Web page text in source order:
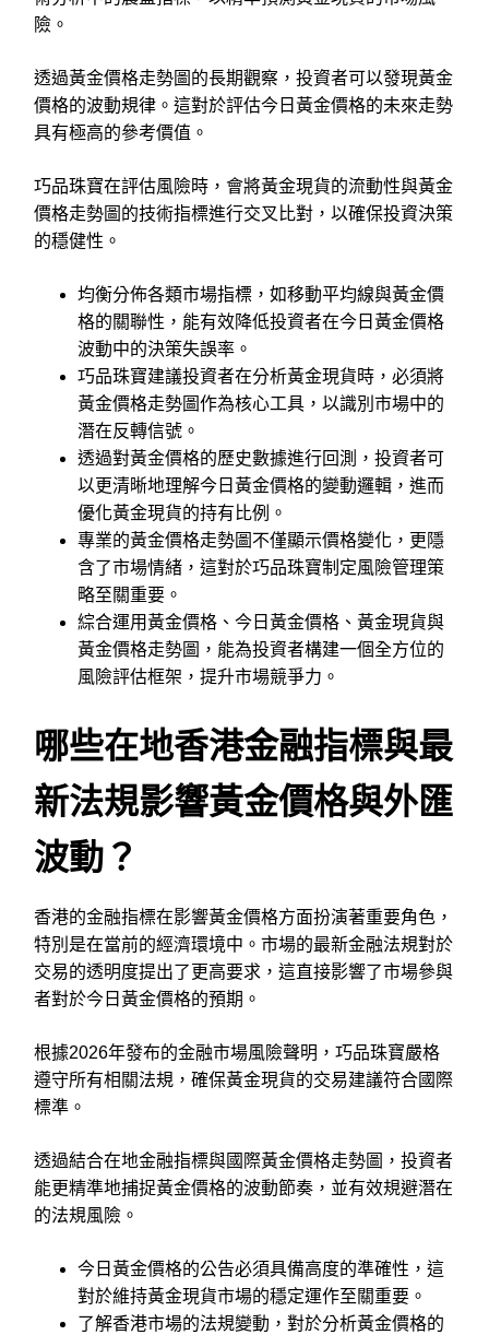
險。
透過黃金價格走勢圖的長期觀察，投資者可以發現黃金
價格的波動規律。這對於評估今日黃金價格的未來走勢
具有極高的參考價值。
巧品珠寶在評估風險時，會將黃金現貨的流動性與黃金
價格走勢圖的技術指標進行交叉比對，以確保投資決策
的穩健性。
均衡分佈各類市場指標，如移動平均線與黃金價
格的關聯性，能有效降低投資者在今日黃金價格
波動中的決策失誤率。
巧品珠寶建議投資者在分析黃金現貨時，必須將
黃金價格走勢圖作為核心工具，以識別市場中的
潛在反轉信號。
透過對黃金價格的歷史數據進行回測，投資者可
以更清晰地理解今日黃金價格的變動邏輯，進而
優化黃金現貨的持有比例。
專業的黃金價格走勢圖不僅顯示價格變化，更隱
含了市場情緒，這對於巧品珠寶制定風險管理策
略至關重要。
綜合運用黃金價格、今日黃金價格、黃金現貨與
黃金價格走勢圖，能為投資者構建一個全方位的
風險評估框架，提升市場競爭力。
哪些在地香港金融指標與最
新法規影響黃金價格與外匯
波動？
香港的金融指標在影響黃金價格方面扮演著重要角色，
特別是在當前的經濟環境中。市場的最新金融法規對於
交易的透明度提出了更高要求，這直接影響了市場參與
者對於今日黃金價格的預期。
根據2026年發布的金融市場風險聲明，巧品珠寶嚴格
遵守所有相關法規，確保黃金現貨的交易建議符合國際
標準。
透過結合在地金融指標與國際黃金價格走勢圖，投資者
能更精準地捕捉黃金價格的波動節奏，並有效規避潛在
的法規風險。
今日黃金價格的公告必須具備高度的準確性，這
對於維持黃金現貨市場的穩定運作至關重要。
了解香港市場的法規變動，對於分析黃金價格的